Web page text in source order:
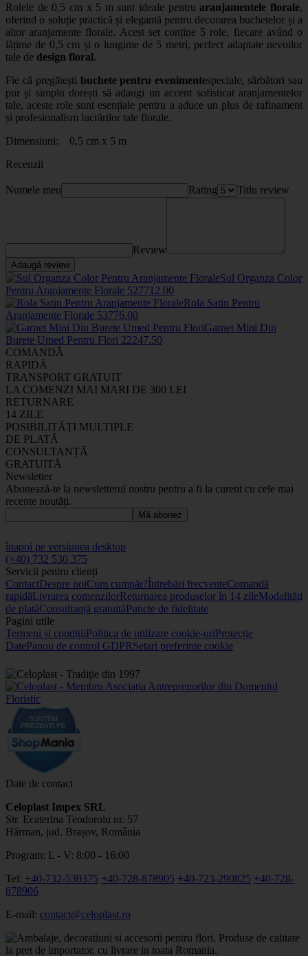
Rolele de 0,5 cm x 5 m sunt ideale pentru aranjamentele florale,
oferind o soluție practică și elegantă pentru decorarea buchetelor și a
altor aranjamente florale. Acest set conține 5 role, fiecare având o
lățime de 0,5 cm și o lungime de 5 metri, perfect adaptate nevoilor
tale de design floral.
Fie că pregătești buchete pentru evenimentespeciale, sărbători sau
pur și simplu dorești să adaugi un accent sofisticat aranjamentelor
tale, aceste role sunt esențiale pentru a aduce un plus de rafinament
și profesionalism lucrărilor tale florale.
Dimensiuni: 0,5 cm x 5 m
Recenzii
Numele meu Rating Titlu review
Review
Adaugă review
Sul Organza Color
Pentru Aranjamente Florale 527712.00
Rola Satin Pentru
Aranjamente Florale 53776.00
Garnet Mini Din
Burete Umed Pentru Flori 22247.50
COMANDĂ
RAPIDĂ
TRANSPORT GRATUIT
LA COMENZI MAI MARI DE 300 LEI
RETURNARE
14 ZILE
POSIBILITĂȚI MULTIPLE
DE PLATĂ
CONSULTANȚĂ
GRATUITĂ
Newsletter
Abonează-te la newsletterul nostru pentru a fi la curent cu cele mai
recente noutăți.
Mă abonez
înapoi pe versiunea desktop
(+40) 732 530 375
Servicii pentru clienți
ContactDespre noiCum cumpăr?Întrebări frecventeComandă
rapidăLivrarea comenzilorReturnarea produselor în 14 zileModalități
de platăConsultanță gratuităPuncte de fidelitate
Pagini utile
Termeni și condițiiPolitica de utilizare cookie-uriProtecție
DatePanou de control GDPRSetari preferinte cookie
Date de contact
Celoplast Impex SRL
Str. Ecaterina Teodoroiu nr. 57
Hărman, jud. Brașov, România
Program: L - V: 8:00 - 16:00
Tel: +40-732-530375 +40-728-878905 +40-723-290825 +40-728-
878906
E-mail: contact@celoplast.ro